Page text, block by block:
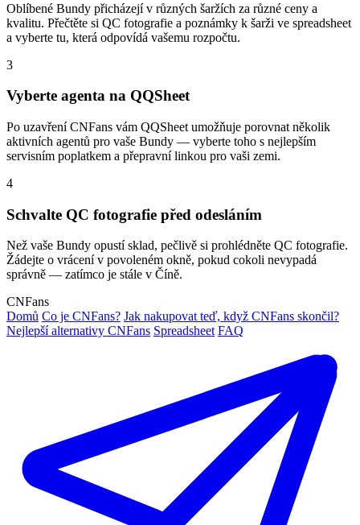
Oblíbené Bundy přicházejí v různých šaržích za různé ceny a
kvalitu. Přečtěte si QC fotografie a poznámky k šarži ve spreadsheet
a vyberte tu, která odpovídá vašemu rozpočtu.
3
Vyberte agenta na QQSheet
Po uzavření CNFans vám QQSheet umožňuje porovnat několik
aktivních agentů pro vaše Bundy — vyberte toho s nejlepším
servisním poplatkem a přepravní linkou pro vaši zemi.
4
Schvalte QC fotografie před odesláním
Než vaše Bundy opustí sklad, pečlivě si prohlédněte QC fotografie.
Žádejte o vrácení v povoleném okně, pokud cokoli nevypadá
správně — zatímco je stále v Číně.
CNFans
Domů Co je CNFans? Jak nakupovat teď, když CNFans skončil?
Nejlepší alternativy CNFans Spreadsheet FAQ